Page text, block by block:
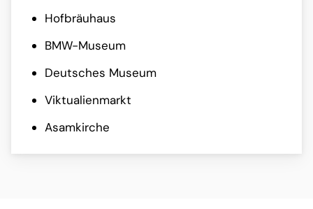
Hofbräuhaus
BMW-Museum
Deutsches Museum
Viktualienmarkt
Asamkirche